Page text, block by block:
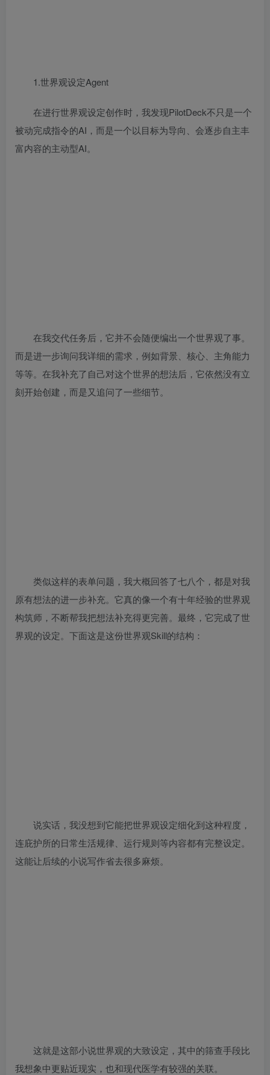
1.世界观设定Agent
在进行世界观设定创作时，我发现PilotDeck不只是一个
被动完成指令的AI，而是一个以目标为导向、会逐步自主丰
富内容的主动型AI。
在我交代任务后，它并不会随便编出一个世界观了事。
而是进一步询问我详细的需求，例如背景、核心、主角能力
等等。在我补充了自己对这个世界的想法后，它依然没有立
刻开始创建，而是又追问了一些细节。
类似这样的表单问题，我大概回答了七八个，都是对我
原有想法的进一步补充。它真的像一个有十年经验的世界观
构筑师，不断帮我把想法补充得更完善。最终，它完成了世
界观的设定。下面这是这份世界观Skill的结构：
说实话，我没想到它能把世界观设定细化到这种程度，
连庇护所的日常生活规律、运行规则等内容都有完整设定。
这能让后续的小说写作省去很多麻烦。
这就是这部小说世界观的大致设定，其中的筛查手段比
我想象中更贴近现实，也和现代医学有较强的关联。